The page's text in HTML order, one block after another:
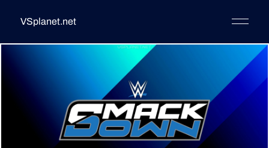
VSplanet.net